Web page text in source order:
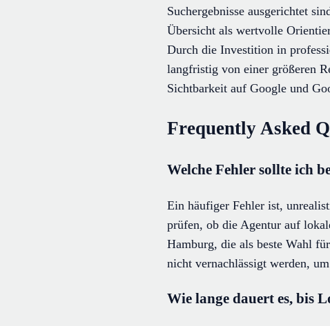
Suchergebnisse ausgerichtet
Übersicht als wertvolle
Durch die Investition in
langfristig von einer größeren
Sichtbarkeit auf Google und
Frequently Asked
Welche Fehler sollte ich
Ein häufiger Fehler ist,
prüfen, ob die Agentur auf
Hamburg, die als beste Wahl
nicht vernachlässigt werden,
Wie lange dauert es, bis